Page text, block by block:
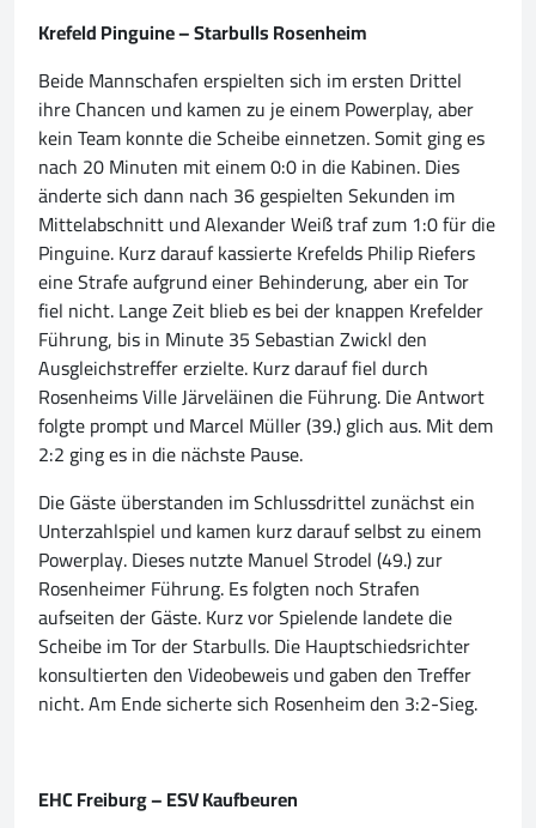
Krefeld Pinguine – Starbulls Rosenheim
Beide Mannschafen erspielten sich im ersten Drittel
ihre Chancen und kamen zu je einem Powerplay, aber
kein Team konnte die Scheibe einnetzen. Somit ging es
nach 20 Minuten mit einem 0:0 in die Kabinen. Dies
änderte sich dann nach 36 gespielten Sekunden im
Mittelabschnitt und Alexander Weiß traf zum 1:0 für die
Pinguine. Kurz darauf kassierte Krefelds Philip Riefers
eine Strafe aufgrund einer Behinderung, aber ein Tor
fiel nicht. Lange Zeit blieb es bei der knappen Krefelder
Führung, bis in Minute 35 Sebastian Zwickl den
Ausgleichstreffer erzielte. Kurz darauf fiel durch
Rosenheims Ville Järveläinen die Führung. Die Antwort
folgte prompt und Marcel Müller (39.) glich aus. Mit dem
2:2 ging es in die nächste Pause.
Die Gäste überstanden im Schlussdrittel zunächst ein
Unterzahlspiel und kamen kurz darauf selbst zu einem
Powerplay. Dieses nutzte Manuel Strodel (49.) zur
Rosenheimer Führung. Es folgten noch Strafen
aufseiten der Gäste. Kurz vor Spielende landete die
Scheibe im Tor der Starbulls. Die Hauptschiedsrichter
konsultierten den Videobeweis und gaben den Treffer
nicht. Am Ende sicherte sich Rosenheim den 3:2-Sieg.
EHC Freiburg – ESV Kaufbeuren